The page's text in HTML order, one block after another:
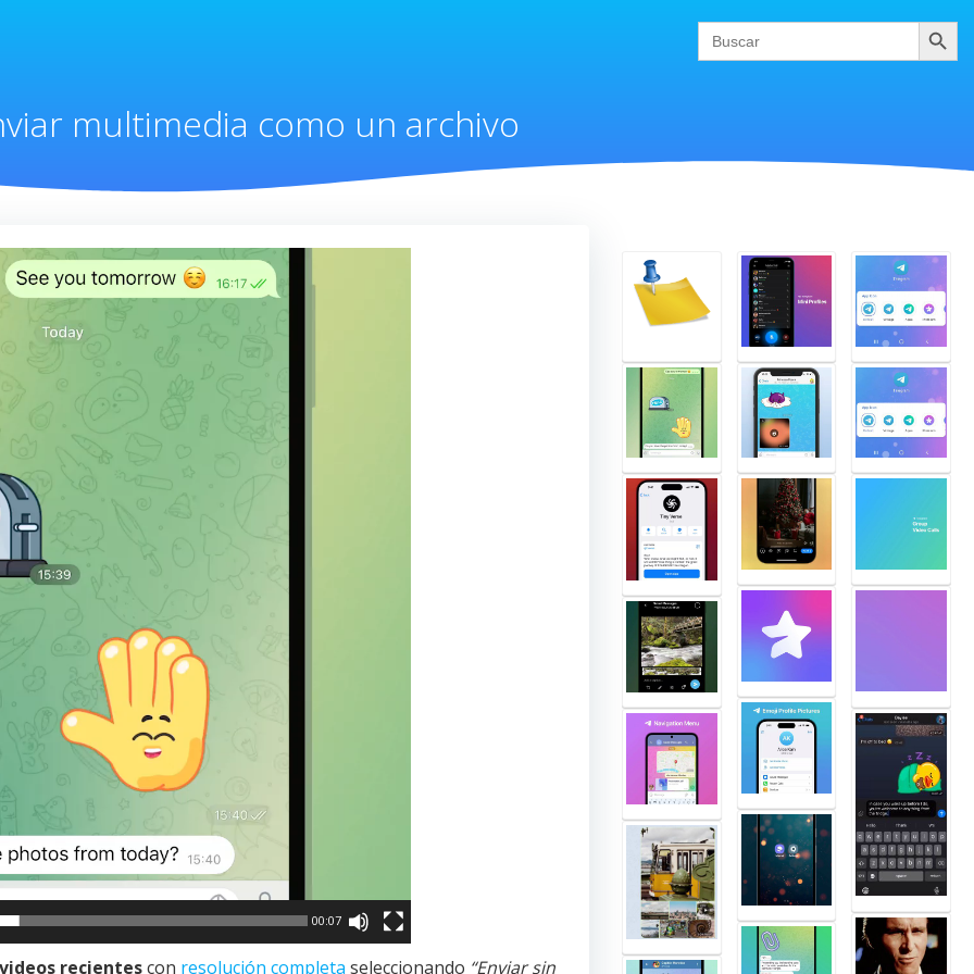
Search
for:
Buscar
multimedia como un archivo
00:07
recientescon resolución completa seleccionando “Enviar sin